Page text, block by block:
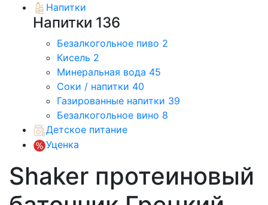
Напитки
Напитки 136
Безалкогольное пиво 2
Кисель 2
Минеральная вода 45
Соки / напитки 40
Газированные напитки 39
Безалкогольное вино 8
Детское питание
Уценка
Shaker протеиновый